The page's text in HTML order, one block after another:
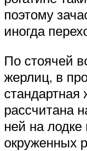
поэтому
иногда
По стоячей
жерлиц, в
рассчитана
ней на
окруженных